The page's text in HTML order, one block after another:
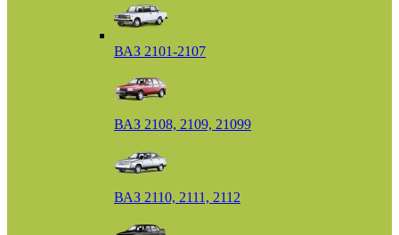
ВАЗ 2101-2107
ВАЗ 2108, 2109, 21099
ВАЗ 2110, 2111, 2112